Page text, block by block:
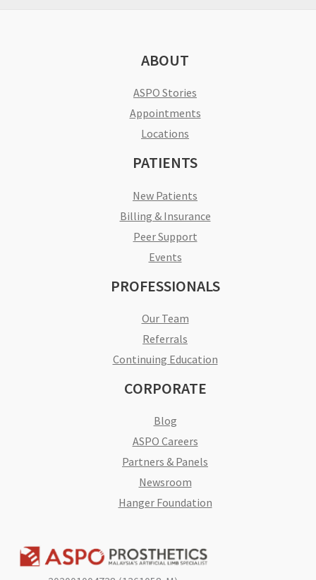
ABOUT
ASPO Stories
Appointments
Locations
PATIENTS
New Patients
Billing & Insurance
Peer Support
Events
PROFESSIONALS
Our Team
Referrals
Continuing Education
CORPORATE
Blog
ASPO Careers
Partners & Panels
Newsroom
Hanger Foundation